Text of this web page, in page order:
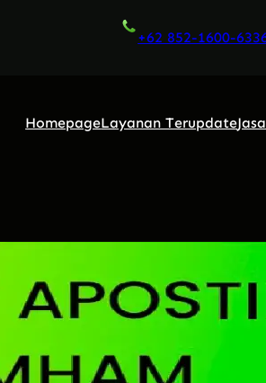
+62 852-1600-
HomepageLayanan Terupdate